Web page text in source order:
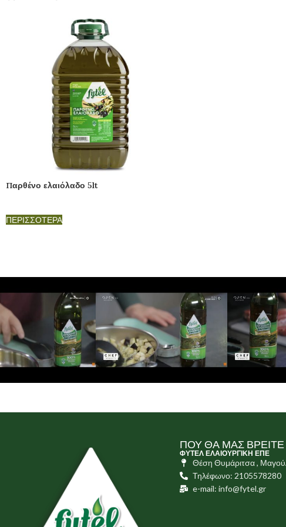
Παρθένο ελαιόλαδο 5lt
ΠΕΡΙΣΣΟΤΕΡΑ
ΠΟΥ ΘΑ ΜΑΣ ΒΡΕΙΤΕ
ΦΥΤΕΛ ΕΛΑΙΟΥΡΓΙΚΗ ΕΠΕ
Θέση Θυμάριτσα ,
Τηλέφωνο: 2105578280
e-mail: info@fytel.gr